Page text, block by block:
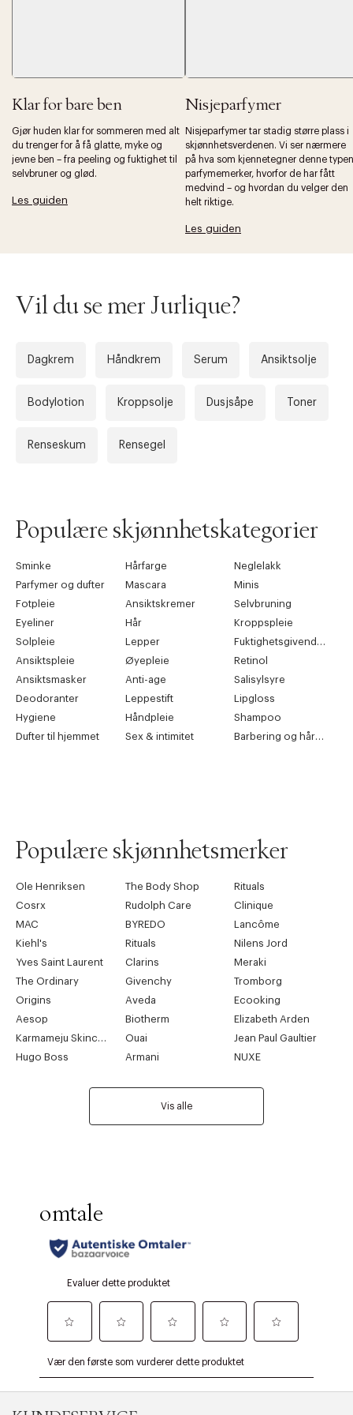
Klar for bare ben
Gjør huden klar for sommeren med alt
du trenger for å få glatte, myke og
jevne ben – fra peeling og fuktighet til
selvbruner og glød.
Les guiden
Nisjeparfymer
Nisjeparfymer tar stadig større plass i
skjønnhetsverdenen. Vi ser nærmere
på hva som kjennetegner denne typen
parfymemerker, hvorfor de har fått
medvind – og hvordan du velger den
helt riktige.
Les guiden
Vil du se mer Jurlique?
Dagkrem Håndkrem Serum Ansiktsolje
Bodylotion Kroppsolje Dusjsåpe Toner
Renseskum Rensegel
Populære skjønnhetskategorier
Sminke Hårfarge
Neglelakk
Parfymer og dufter
Mascara
Minis
Fotpleie
Ansiktskremer
Selvbruning
Eyeliner
Hår
Kroppspleie
Solpleie
Lepper
Ansiktspleie
Øyepleie
Retinol
Ansiktsmasker
Anti-age
Salisylsyre
Deodoranter
Leppestift
Lipgloss
Hygiene
Håndpleie
Shampoo
Dufter til hjemmet
Sex & intimitet
Populære skjønnhetsmerker
Ole Henriksen The Body Shop
Rituals
Cosrx
Rudolph Care
Clinique
MAC
BYREDO
Lancôme
Kiehl's
Rituals
Nilens Jord
Yves Saint Laurent
Clarins
Meraki
The Ordinary
Givenchy
Tromborg
Origins
Aveda
Ecooking
Aesop
Biotherm
Elizabeth Arden
Ouai
Jean Paul Gaultier
Hugo Boss
Armani NUXE
Vis alle